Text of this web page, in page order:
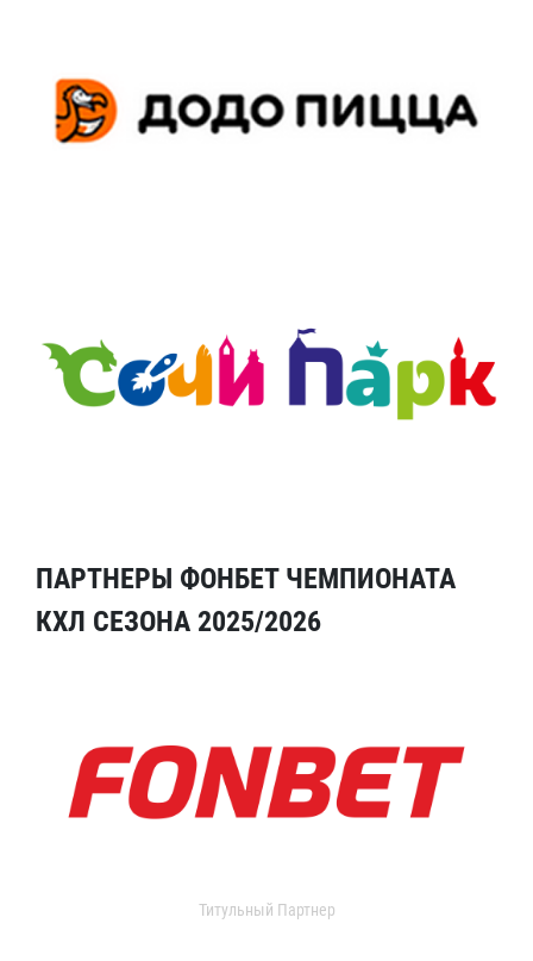
ПАРТНЕРЫ ФОНБЕТ ЧЕМПИОНАТА
КХЛ СЕЗОНА 2025/2026
Титульный Партнер